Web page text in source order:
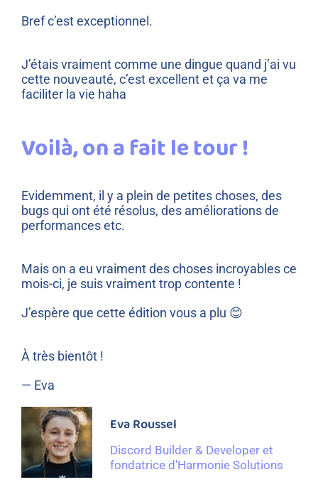
Bref c’est exceptionnel.
J’étais vraiment comme une dingue quand j’ai vu
cette nouveauté, c’est excellent et ça va me
faciliter la vie haha
Voilà, on a fait le tour !
Evidemment, il y a plein de petites choses, des
bugs qui ont été résolus, des améliorations de
performances etc.
Mais on a eu vraiment des choses incroyables ce
mois-ci, je suis vraiment trop contente !
J’espère que cette édition vous a plu 😊
À très bientôt !
— Eva
Eva Roussel
Discord Builder & Developer et
fondatrice d'Harmonie Solutions